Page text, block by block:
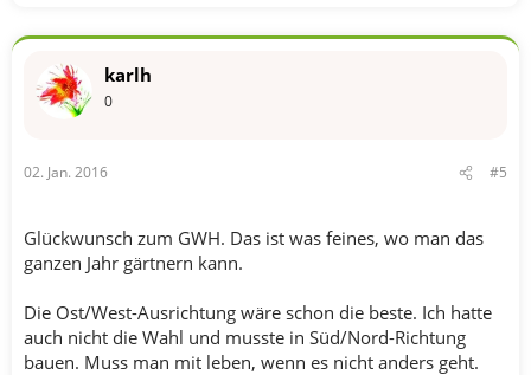
karlh
0
02. Jan. 2016 #5
Glückwunsch zum GWH. Das ist was feines, wo man das
ganzen Jahr gärtnern kann.
Die Ost/West-Ausrichtung wäre schon die beste. Ich hatte
auch nicht die Wahl und musste in Süd/Nord-Richtung
bauen. Muss man mit leben, wenn es nicht anders geht.